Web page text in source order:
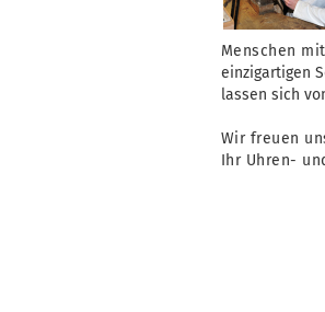
Menschen
einzigartigen
lassen sich
Wir freuen
Ihr Uhren-